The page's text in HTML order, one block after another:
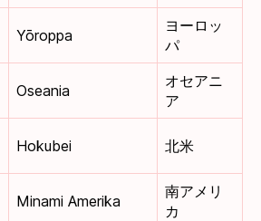
Yōroppa
ヨーロッ
パ
Oseania
オセアニ
ア
Hokubei 北米
Minami Amerika
南アメリ
カ